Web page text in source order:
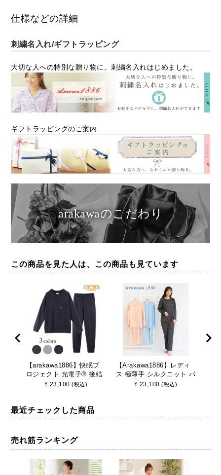
仕様などの詳細
刺繍名入れ/ギフトラッピング
大切な人への特別な贈り物に。刺繍名入れはじめました。
ギフトラッピングのご案内
arakawaのこだわり
この商品を見た人は、この商品も見ています
【arakawa1886】快眠プ
ロジェクト 光電子® 接結
天竺 無地 プルオーバー メ
¥ 23,100 (税込)
【Arakawa1886】レディ
ス 極薄手 シルクニット パ
ジャマ 快眠プロジェクト
¥ 23,100 (税込)
最近チェックした商品
売れ筋ランキング